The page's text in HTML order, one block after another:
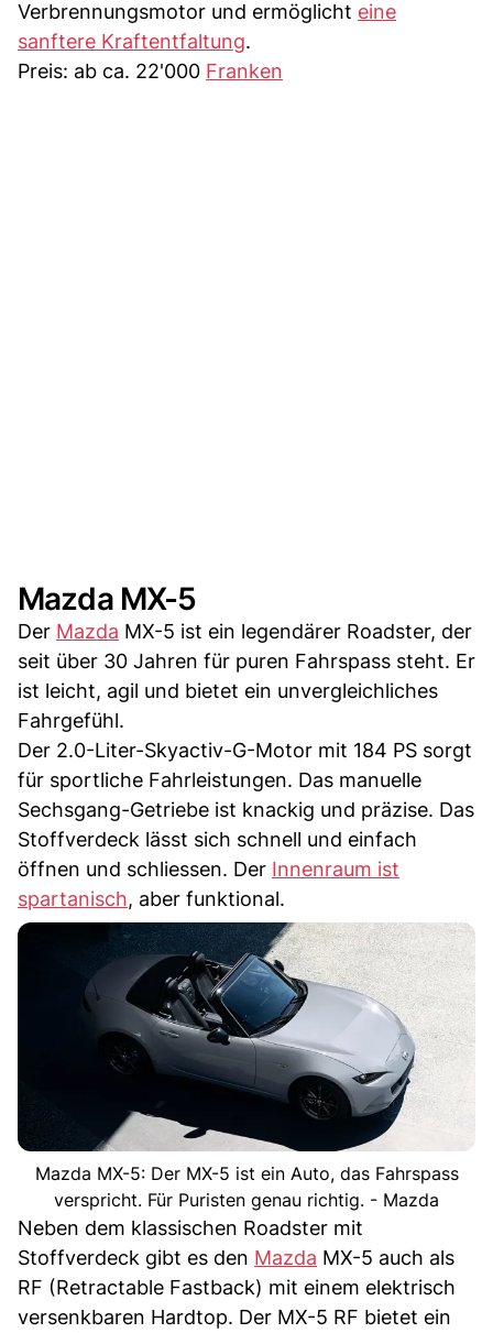
Verbrennungsmotor und ermöglicht eine
sanftere Kraftentfaltung.
Preis: ab ca. 22'000 Franken
Mazda MX-5
Der Mazda MX-5 ist ein legendärer Roadster, der
seit über 30 Jahren für puren Fahrspass steht. Er
ist leicht, agil und bietet ein unvergleichliches
Fahrgefühl.
Der 2.0-Liter-Skyactiv-G-Motor mit 184 PS sorgt
für sportliche Fahrleistungen. Das manuelle
Sechsgang-Getriebe ist knackig und präzise. Das
Stoffverdeck lässt sich schnell und einfach
öffnen und schliessen. Der Innenraum ist
spartanisch, aber funktional.
Mazda MX-5: Der MX-5 ist ein Auto, das Fahrspass
verspricht. Für Puristen genau richtig. - Mazda
Neben dem klassischen Roadster mit
Stoffverdeck gibt es den Mazda MX-5 auch als
RF (Retractable Fastback) mit einem elektrisch
versenkbaren Hardtop. Der MX-5 RF bietet ein